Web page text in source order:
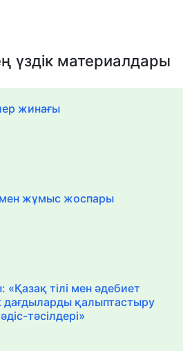
үздік материалдары
жинағы
жұмыс жоспары
тілі мен әдебиет
дағдыларды қалыптастыру
тәсілдері»